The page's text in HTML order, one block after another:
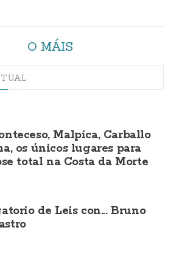
O MÁIS
Malpica, Carballo
os únicos lugares para
total na Costa da Morte
de Leis con... Bruno